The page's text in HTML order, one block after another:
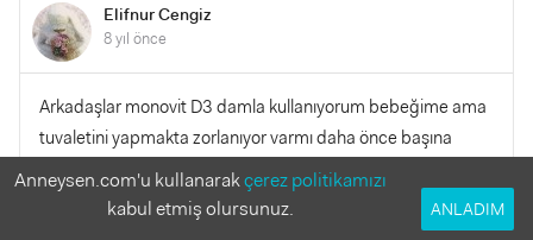
Elifnur Cengiz
8 yıl önce
Arkadaşlar monovit D3 damla kullanıyorum bebeğime ama
tuvaletini yapmakta zorlanıyor varmı daha önce başına
YANITLA
Anneysen.com'u kullanarakçerez politikamızı
kabul etmiş olursunuz.
ANLADIM